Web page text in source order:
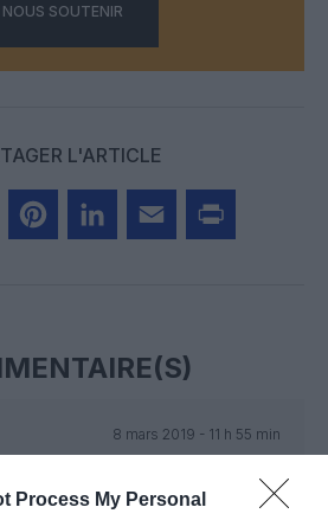
Process My Personal
NOUS SOUTENIR
L'ARTICLE
8 mars 2019 - 11 h 55 min